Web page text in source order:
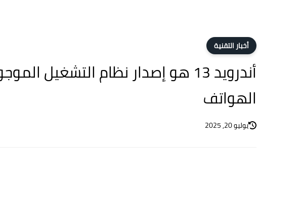
أخبار التقنية
أندرويد 13 هو إصدار نظام التشغيل
الهواتف
يوليو 20, 2025